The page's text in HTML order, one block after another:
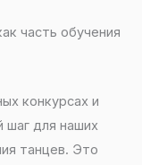
часть обучения
конкурсах и
шаг для наших
танцев. Это